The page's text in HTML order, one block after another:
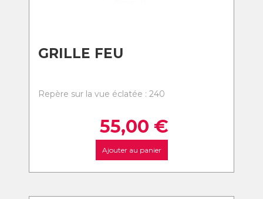
GRILLE FEU
Repère sur la vue éclatée : 240
55,00 €
Ajouter au panier